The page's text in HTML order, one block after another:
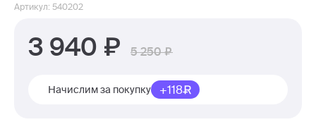
Артикул: 540202
3 940 5 250
Начислим за покупку +118